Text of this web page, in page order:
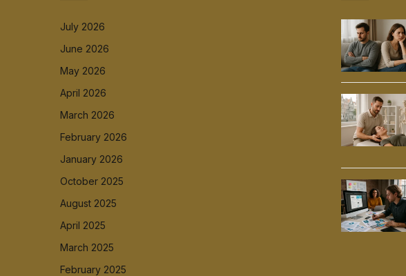
July 2026
June 2026
May 2026
April 2026
March 2026
February 2026
January 2026
October 2025
August 2025
April 2025
March 2025
February 2025